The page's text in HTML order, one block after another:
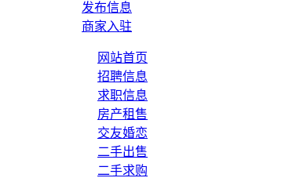
发布信息
商家入驻
网站首页
招聘信息
求职信息
房产租售
交友婚恋
二手出售
二手求购